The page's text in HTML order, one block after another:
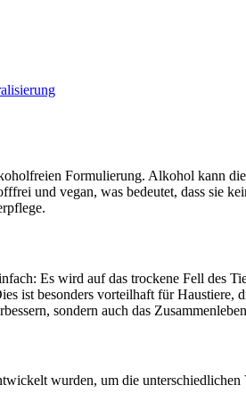
Formulierung. Alkohol kann
und vegan, was bedeutet, dass sie
Es wird auf das trockene Fell des
ist besonders vorteilhaft für
sondern auch das
wurden, um die